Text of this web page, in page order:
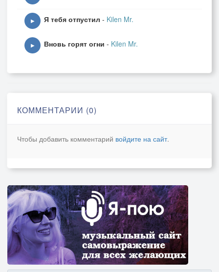
▶ Я тебя отпустил - Kilen Mr.
▶ Вновь горят огни - Kilen Mr.
КОММЕНТАРИИ (0)
Чтобы добавить комментарий войдите на сайт.